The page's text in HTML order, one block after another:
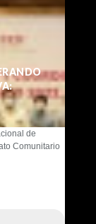
de
Comunitario